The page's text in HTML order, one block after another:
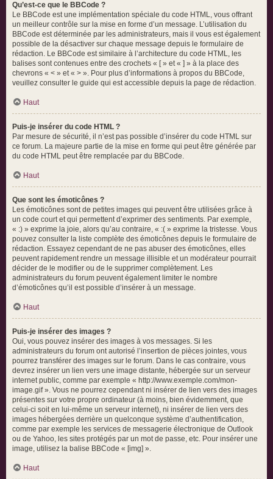
Qu’est-ce que le BBCode ?
Le BBCode est une implémentation spéciale du code HTML, vous offrant
un meilleur contrôle sur la mise en forme d’un message. L’utilisation du
BBCode est déterminée par les administrateurs, mais il vous est également
possible de la désactiver sur chaque message depuis le formulaire de
rédaction. Le BBCode est similaire à l’architecture du code HTML, les
balises sont contenues entre des crochets « [ » et « ] » à la place des
chevrons « < » et « > ». Pour plus d’informations à propos du BBCode,
veuillez consulter le guide qui est accessible depuis la page de rédaction.
Haut
Puis-je insérer du code HTML ?
Par mesure de sécurité, il n’est pas possible d’insérer du code HTML sur
ce forum. La majeure partie de la mise en forme qui peut être générée par
du code HTML peut être remplacée par du BBCode.
Haut
Que sont les émoticônes ?
Les émoticônes sont de petites images qui peuvent être utilisées grâce à
un code court et qui permettent d’exprimer des sentiments. Par exemple,
« :) » exprime la joie, alors qu’au contraire, « :( » exprime la tristesse. Vous
pouvez consulter la liste complète des émoticônes depuis le formulaire de
rédaction. Essayez cependant de ne pas abuser des émoticônes, elles
peuvent rapidement rendre un message illisible et un modérateur pourrait
décider de le modifier ou de le supprimer complètement. Les
administrateurs du forum peuvent également limiter le nombre
d’émoticônes qu’il est possible d’insérer à un message.
Haut
Puis-je insérer des images ?
Oui, vous pouvez insérer des images à vos messages. Si les
administrateurs du forum ont autorisé l’insertion de pièces jointes, vous
pourrez transférer des images sur le forum. Dans le cas contraire, vous
devrez insérer un lien vers une image distante, hébergée sur un serveur
internet public, comme par exemple « http://www.exemple.com/mon-
image.gif ». Vous ne pourrez cependant ni insérer de lien vers des images
présentes sur votre propre ordinateur (à moins, bien évidemment, que
celui-ci soit en lui-même un serveur internet), ni insérer de lien vers des
images hébergées derrière un quelconque système d’authentification,
comme par exemple les services de messagerie électronique de Outlook
ou de Yahoo, les sites protégés par un mot de passe, etc. Pour insérer une
image, utilisez la balise BBCode « [img] ».
Haut